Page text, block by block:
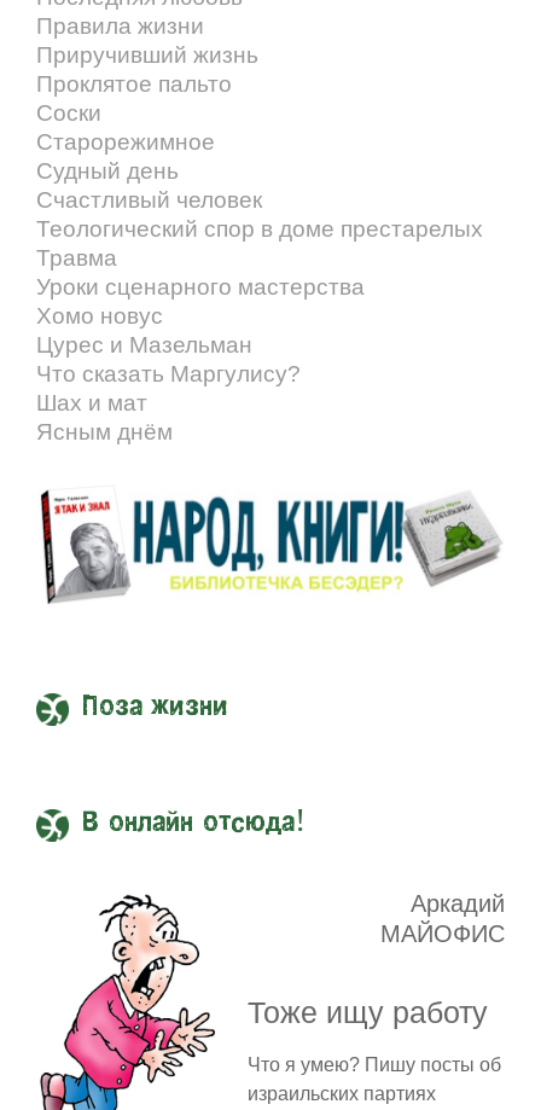
Правила жизни
Приручивший жизнь
Проклятое пальто
Соски
Старорежимное
Судный день
Счастливый человек
Теологический спор в доме престарелых
Травма
Уроки сценарного мастерства
Хомо новус
Цурес и Мазельман
Что сказать Маргулису?
Шах и мат
Ясным днём
Поза жизни
В онлайн отсюда!
Аркадий
МАЙОФИС
Тоже ищу работу
Что я умею? Пишу посты об
израильских партиях